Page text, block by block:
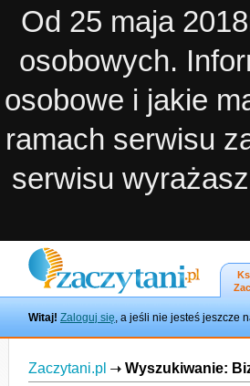
Od 25 maja
osobowych.
osobowe i jakie
ramach serwisu
serwisu
Witaj! Zaloguj się, a jeśli nie jesteś jeszcze
Zaczytani.pl Wyszukiwanie: